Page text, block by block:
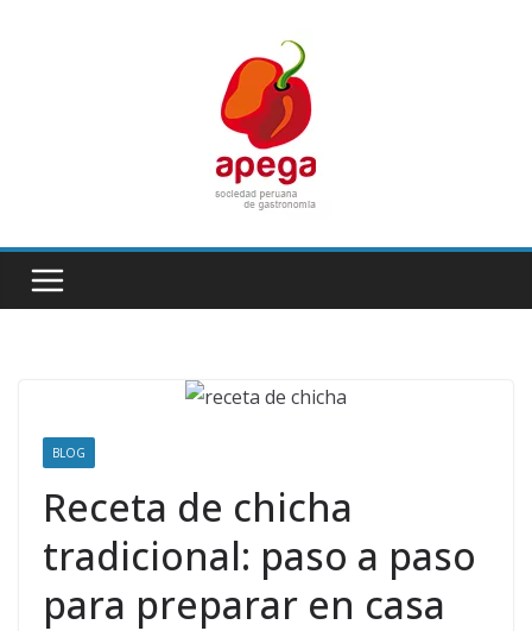
BLOG
Receta de chicha
tradicional: paso a paso
para preparar en casa